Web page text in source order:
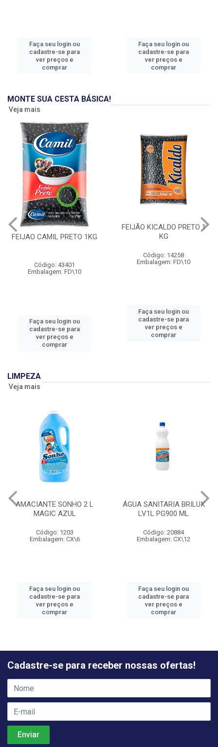
Faça seu login ou
cadastre-se para
ver preços e
comprar
Faça seu login ou
cadastre-se para
ver preços e
comprar
MONTE SUA CESTA BÁSICA!
Veja mais
FEIJAO CAMIL PRETO 1KG
Código: 43401
Embalagem: FD\10
Faça seu login ou
cadastre-se para
ver preços e
comprar
FEIJÃO KICALDO PRETO 1
KG
Código: 14258
Embalagem: FD\10
Faça seu login ou
cadastre-se para
ver preços e
comprar
LIMPEZA
Veja mais
AMACIANTE SONHO 2 L
MAGIC AZUL
Código: 1203
Embalagem: CX\6
Faça seu login ou
cadastre-se para
ver preços e
comprar
ÁGUA SANITARIA BRILUX
LV1L PG900 ML
Código: 20884
Embalagem: CX\12
Faça seu login ou
cadastre-se para
ver preços e
comprar
Cadastre-se para receber nossas ofertas!